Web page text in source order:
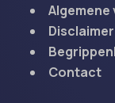
Disclaimer
Contact